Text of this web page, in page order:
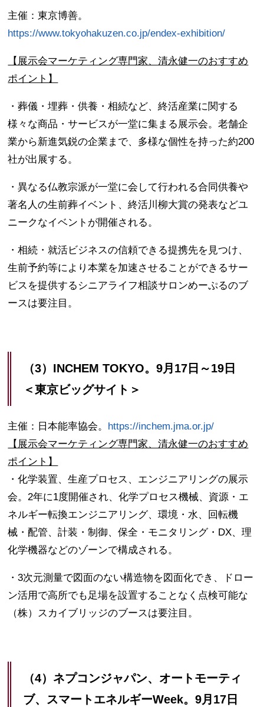
主催：東京博善。
https://www.tokyohakuzen.co.jp/endex-exhibition/
【展示会マーケティング専門家、清永健一のおすすめ
ポイント】
・葬儀・埋葬・供養・相続など、終活産業に関する
様々な商品・サービスが一堂に集まる展示会。老舗企
業から新進気鋭の企業まで、多様な個性を持った約200
社が出展する。
・異なる仏教宗派が一堂に会して行われる合同供養や
著名人の生前葬イベント、終活川柳大賞の発表などユ
ニークなイベントが開催される。
・相続・就活ビジネスの信頼できる提携先を見つけ、
生前予約等により本業を加速させることができるサー
ビスを提供するシニアライフ相談サロンめーぷるのブ
ースは要注目。
（3）INCHEM TOKYO。9月17日～19日
＜東京ビッグサイト＞
主催：日本能率協会。 https://inchem.jma.or.jp/
【展示会マーケティング専門家、清永健一のおすすめ
ポイント】
・化学装置、生産プロセス、エンジニアリングの展示
会。2年に1度開催され、化学プロセス機械、資源・エ
ネルギー転換エンジニアリング、環境・水、回転機
械・配管、計装・制御、保全・モニタリング・DX、理
化学機器などのゾーンで構成される。
・3次元測量で図面のない構造物を図面化でき、ドロー
ン活用で高所でも足場を設置することなく点検可能な
（株）スカイブリッジのブースは要注目。
（4）ネプコンジャパン、オートモーティ
ブ、スマートエネルギーWeek。9月17日